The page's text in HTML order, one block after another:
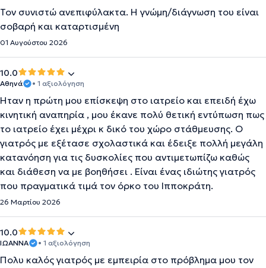
Τον συνιστώ ανεπιφύλακτα. Η γνώμη/διάγνωση του είναι
σοβαρή και καταρτισμένη
01 Αυγούστου 2026
10.0
Αθηνά • 1 αξιολόγηση
Ήταν η πρώτη μου επίσκεψη στο ιατρείο και επειδή έχω
κινητική αναπηρία , μου έκανε πολύ θετική εντύπωση πως
το ιατρείο έχει μέχρι κ δικό του χώρο στάθμευσης. Ο
γιατρός με εξέτασε σχολαστικά και έδειξε πολλή μεγάλη
κατανόηση για τις δυσκολίες που αντιμετωπίζω καθώς
και διάθεση να με βοηθήσει . Είναι ένας ιδιώτης γιατρός
που πραγματικά τιμά τον όρκο του Ιπποκράτη.
26 Μαρτίου 2026
10.0
ΙΩΑΝΝΑ • 1 αξιολόγηση
Πολυ καλός γιατρός με εμπειρία στο πρόβλημα μου τον